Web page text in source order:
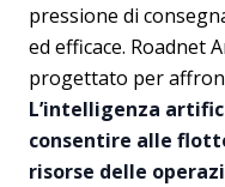
pressione di
ed efficace. Roadnet
progettato per
L’intelligenza
consentire alle
risorse delle